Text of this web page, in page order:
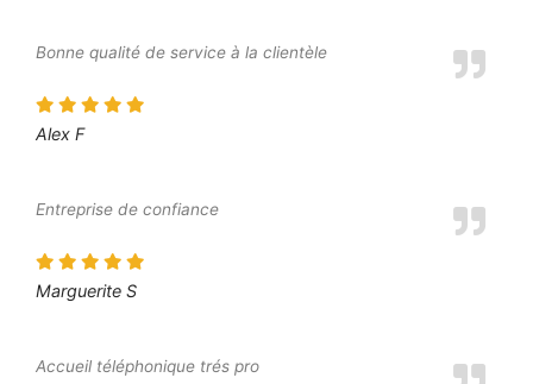
Bonne qualité de service à la clientèle
Alex F
Entreprise de confiance
Marguerite S
Accueil téléphonique trés pro